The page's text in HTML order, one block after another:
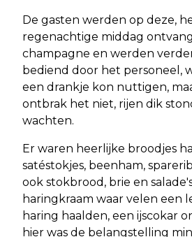
De gasten werden op deze,
regenachtige middag
champagne en werden
bediend door het personeel,
een drankje kon nuttigen,
ontbrak het niet, rijen dik
wachten.
Er waren heerlijke broodjes
satéstokjes, beenham,
ook stokbrood, brie en
haringkraam waar velen een
haring haalden, een ijscokar
hier was de belangstelling